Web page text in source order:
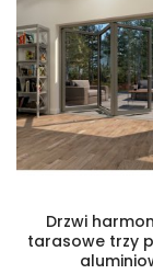
Drzwi
tarasowe trzy